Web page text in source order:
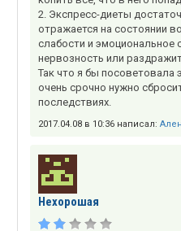
2. Экспресс-диеты
отражается на состоянии
слабости и эмоциональное
нервозность или
Так что я бы посоветовала
очень срочно нужно
последствиях.
2017.04.08 в 10:36 написал:
Нехорошая